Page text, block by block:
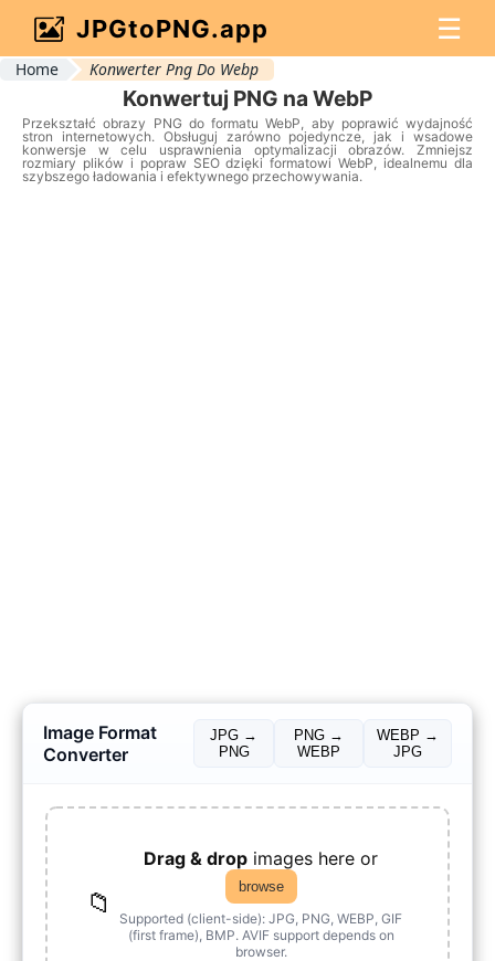
JPGtoPNG.app ☰
Home Konwerter Png Do Webp
Konwertuj PNG na WebP
Przekształć obrazy PNG do formatu WebP, aby poprawić wydajność
stron internetowych. Obsługuj zarówno pojedyncze, jak i wsadowe
konwersje w celu usprawnienia optymalizacji obrazów. Zmniejsz
rozmiary plików i popraw SEO dzięki formatowi WebP, idealnemu dla
szybszego ładowania i efektywnego przechowywania.
Image Format
Converter
JPG →
PNG
PNG →
WEBP
WEBP →
JPG
📁
Drag & drop images here or
browse
Supported (client-side): JPG, PNG, WEBP, GIF
(first frame), BMP. AVIF support depends on
browser.